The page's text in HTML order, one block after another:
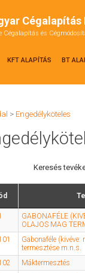
Cégalapítás
Cégalapítás és
KFT ALAPÍTÁS BT
> Engedélyköteles
Keresés
GABONAFÉLE
OLAJOS MAG
Gabonaféle
termesztése m.n.s.
Máktermesztés